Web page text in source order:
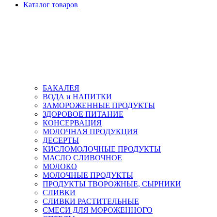
Каталог товаров
БАКАЛЕЯ
ВОДА и НАПИТКИ
ЗАМОРОЖЕННЫЕ ПРОДУКТЫ
ЗДОРОВОЕ ПИТАНИЕ
КОНСЕРВАЦИЯ
МОЛОЧНАЯ ПРОДУКЦИЯ
ДЕСЕРТЫ
КИСЛОМОЛОЧНЫЕ ПРОДУКТЫ
МАСЛО СЛИВОЧНОЕ
МОЛОКО
МОЛОЧНЫЕ ПРОДУКТЫ
ПРОДУКТЫ ТВОРОЖНЫЕ, СЫРНИКИ
СЛИВКИ
СЛИВКИ РАСТИТЕЛЬНЫЕ
СМЕСИ ДЛЯ МОРОЖЕННОГО